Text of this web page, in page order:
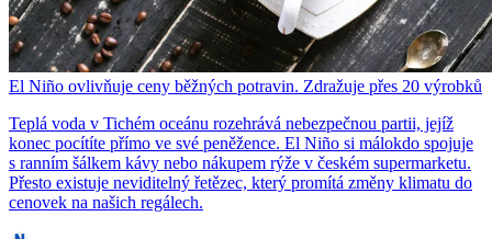
El Niño ovlivňuje ceny běžných potravin. Zdražuje přes 20 výrobků
Teplá voda v Tichém oceánu rozehrává nebezpečnou partii, jejíž
konec pocítíte přímo ve své peněžence. El Niño si málokdo spojuje
s ranním šálkem kávy nebo nákupem rýže v českém supermarketu.
Přesto existuje neviditelný řetězec, který promítá změny klimatu do
cenovek na našich regálech.